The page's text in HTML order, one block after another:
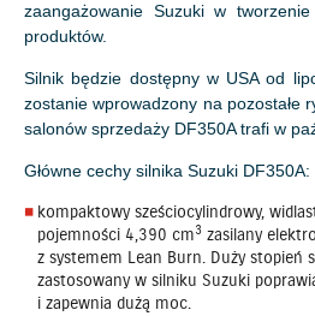
zaangażowanie Suzuki w
produktów.
Silnik będzie dostępny w USA od
zostanie wprowadzony na pozostałe
salonów sprzedaży DF350A trafi w
Główne cechy silnika Suzuki DF350A:
kompaktowy sześciocylindrowy,
pojemności 4,390 cm3 zasilany
z systemem Lean Burn. Duży stopień
zastosowany w silniku Suzuki
i zapewnia dużą moc.